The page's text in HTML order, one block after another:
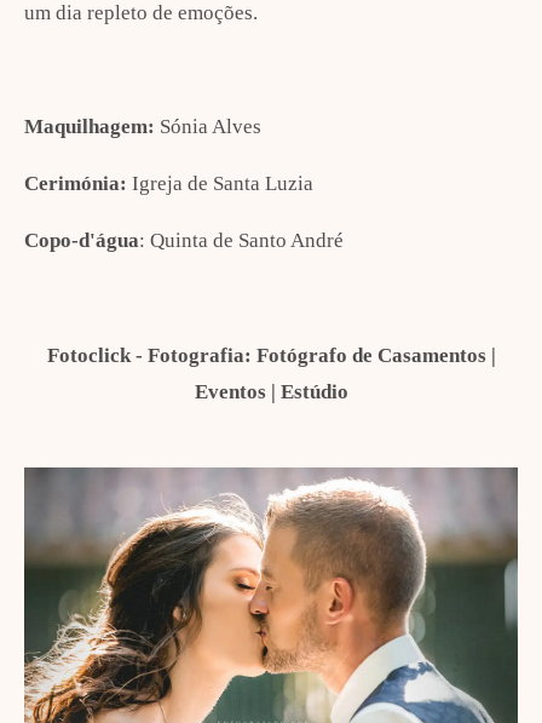
um dia repleto de emoções.
Maquilhagem: Sónia Alves
Cerimónia: Igreja de Santa Luzia
Copo-d'água: Quinta de Santo André
Fotoclick - Fotografia: Fotógrafo de Casamentos |
Eventos | Estúdio